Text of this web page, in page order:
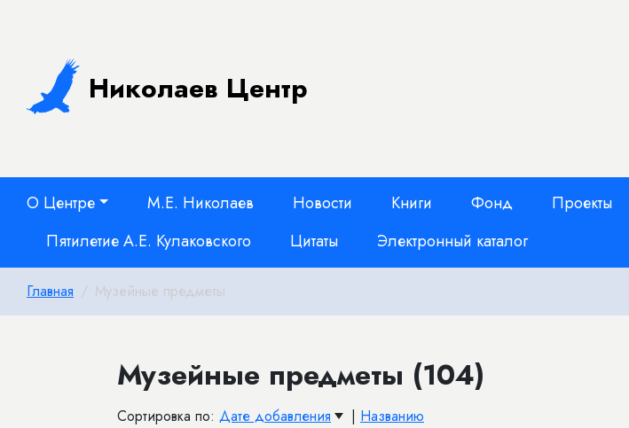
Николаев Центр
О Центре М.Е. Николаев Новости Книги Фонд Проекты
Пятилетие А.Е. Кулаковского
Цитаты Электронный каталог
Главная Музейные предметы
Музейные предметы (104)
Сортировка по: Дате добавления | Названию